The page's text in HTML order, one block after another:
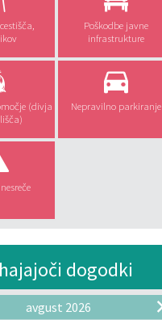
Poškodbe javne
infrastrukture
(divja
Nepravilno parkiranje
dogodki
avgust 2026